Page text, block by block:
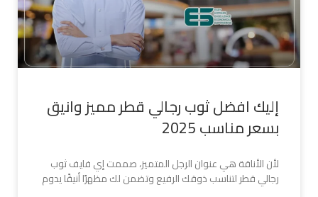
إليك افضل ثوب رجالي قطر مميز وانيق
بسعر مناسب 2025
لأن الأناقة هي عنوان الرجل المتميز، صممت إي فايف ثوب
رجالي قطر لتناسب ذوقك الرفيع وتضمن لك مظهرًا أنيقًا يدوم